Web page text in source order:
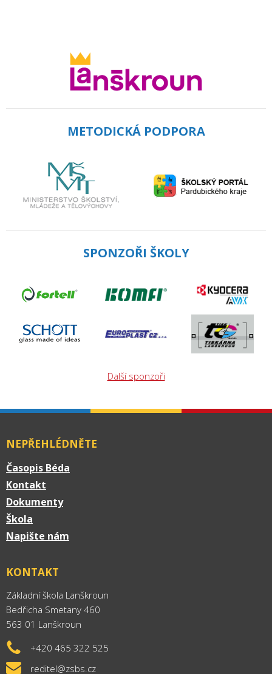
METODICKÁ PODPORA
SPONZOŘI ŠKOLY
Další sponzoři
NEPŘEHLÉDNĚTE
Časopis Béda
Kontakt
Dokumenty
Škola
Napište nám
KONTAKT
Základní škola Lanškroun
Bedřicha Smetany 460
563 01 Lanškroun
+420 465 322 525
reditel@zsbs.cz